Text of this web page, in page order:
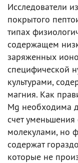
Исследователи
покрытого
типах
содержащем
заряженных
специфической
культурами,
магния. Как
Mg необходима
счет
молекулами, но
содержат
которые не